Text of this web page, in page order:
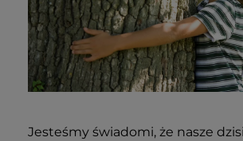
Jesteśmy świadomi, że nasze